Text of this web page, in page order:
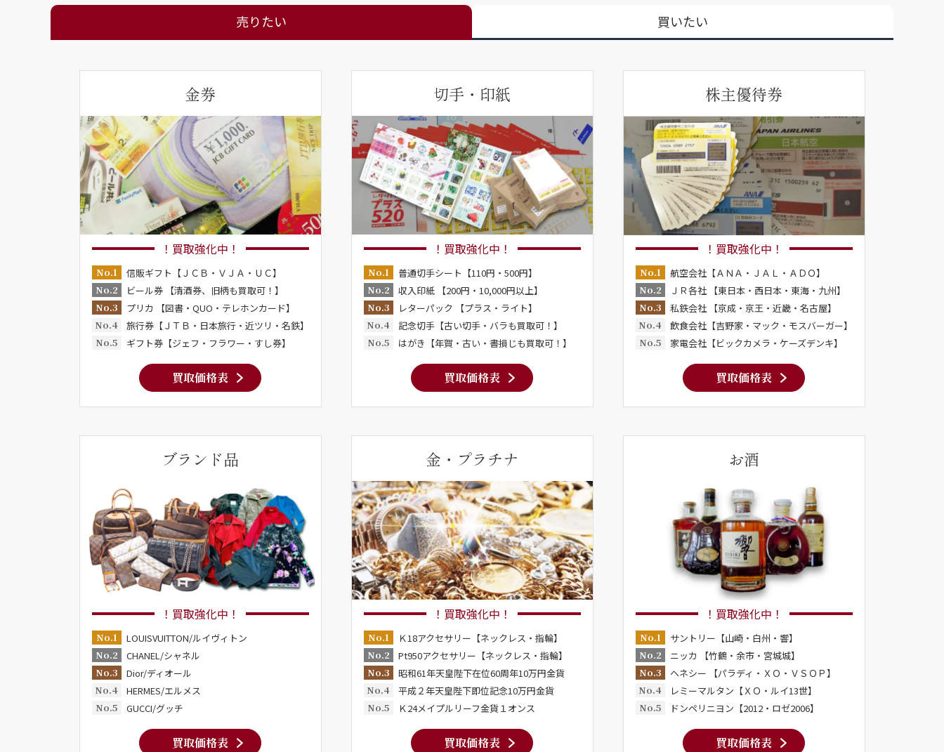
売りたい 買いたい
金券
！買取強化中！
No.1
信販ギフト【ＪＣＢ・ＶＪＡ・ＵＣ】
No.2
ビール券 【清酒券、旧柄も買取可！】
No.3
プリカ 【図書・QUO・テレホンカード】
No.4
旅行券【ＪＴＢ・日本旅行・近ツリ・名鉄】
No.5
ギフト券【ジェフ・フラワー・すし券】
買取価格表
切手・印紙
！買取強化中！
No.1
普通切手シート【110円・500円】
No.2
収入印紙 【200円・10,000円以上】
No.3
レターパック 【プラス・ライト】
No.4
記念切手【古い切手・バラも買取可！】
No.5
はがき【年賀・古い・書損じも買取可！】
買取価格表
株主優待券
！買取強化中！
No.1
航空会社【ＡＮＡ・ＪＡＬ・ＡＤＯ】
No.2
ＪＲ各社 【東日本・西日本・東海・九州】
No.3
私鉄会社 【京成・京王・近畿・名古屋】
No.4
飲食会社【吉野家・マック・モスバーガー】
No.5
家電会社【ビックカメラ・ケーズデンキ】
買取価格表
ブランド品
！買取強化中！
No.1
LOUISVUITTON/ルイヴィトン
No.2
CHANEL/シャネル
No.3
Dior/ディオール
No.4
HERMES/エルメス
No.5
GUCCI/グッチ
買取価格表
金・プラチナ
！買取強化中！
No.1
Ｋ18アクセサリー【ネックレス・指輪】
No.2
Pt950アクセサリー【ネックレス・指輪】
No.3
昭和61年天皇陛下在位60周年10万円金貨
No.4
平成２年天皇陛下即位記念10万円金貨
No.5
Ｋ24メイプルリーフ金貨１オンス
買取価格表
お酒
！買取強化中！
No.1
サントリー【山崎・白州・響】
No.2
ニッカ 【竹鶴・余市・宮城城】
No.3
ヘネシー 【パラディ・ＸＯ・ＶＳＯＰ】
No.4
レミーマルタン【ＸＯ・ルイ13世】
No.5
ドンペリニヨン【2012・ロゼ2006】
買取価格表